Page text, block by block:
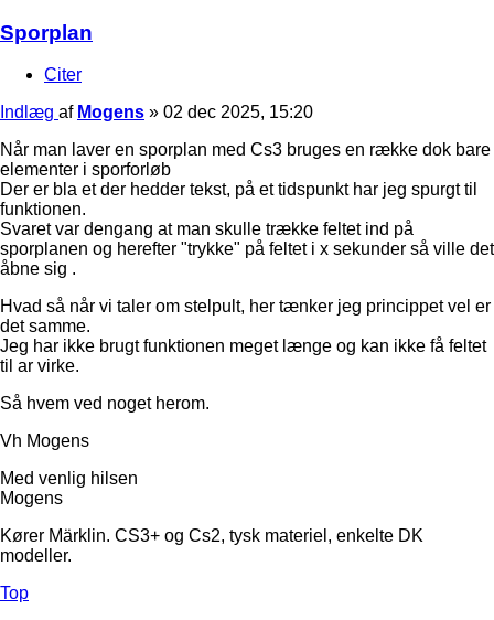
Sporplan
Citer
Indlæg af Mogens » 02 dec 2025, 15:20
Når man laver en sporplan med Cs3 bruges en række dok bare
elementer i sporforløb
Der er bla et der hedder tekst, på et tidspunkt har jeg spurgt til
funktionen.
Svaret var dengang at man skulle trække feltet ind på
sporplanen og herefter "trykke" på feltet i x sekunder så ville det
åbne sig .
Hvad så når vi taler om stelpult, her tænker jeg princippet vel er
det samme.
Jeg har ikke brugt funktionen meget længe og kan ikke få feltet
til ar virke.
Så hvem ved noget herom.
Vh Mogens
Med venlig hilsen
Mogens
Kører Märklin. CS3+ og Cs2, tysk materiel, enkelte DK
modeller.
Top